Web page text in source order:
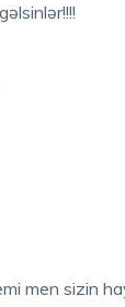
men sizin